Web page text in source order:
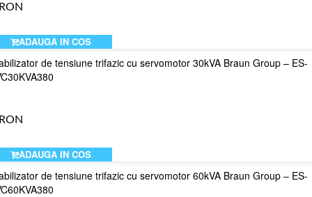
ADAUGA IN COS
de tensiune trifazic cu servomotor 30kVA Braun Group – ES-
ADAUGA IN COS
de tensiune trifazic cu servomotor 60kVA Braun Group – ES-